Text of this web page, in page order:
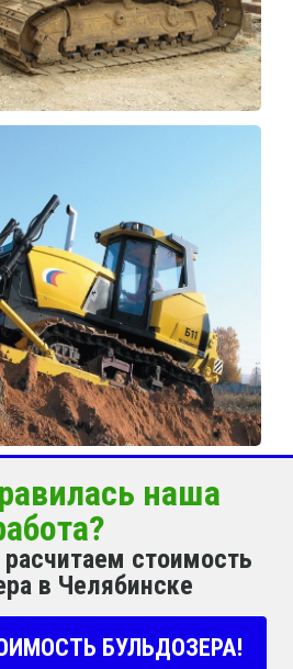
наша
расчитаем стоимость
в Челябинске
БУЛЬДОЗЕРА!